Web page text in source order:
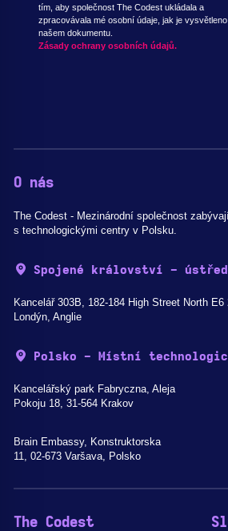
tím, aby společnost The Codest ukládala a
zpracovávala mé osobní údaje, jak je
našem dokumentu.
Zásady ochrany osobních údajů.
O nás
The Codest - Mezinárodní společnost
s technologickými centry v Polsku.
Spojené království -
Kancelář 303B, 182-184 High Street North E6
Londýn, Anglie
Polsko - Místní
Kancelářský park Fabryczna, Aleja
Pokoju 18, 31-564 Krakov
Brain Embassy, Konstruktorska
11, 02-673 Varšava, Polsko
The Codest